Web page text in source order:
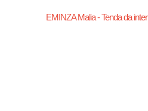
EMINZA Malia - Tenda da